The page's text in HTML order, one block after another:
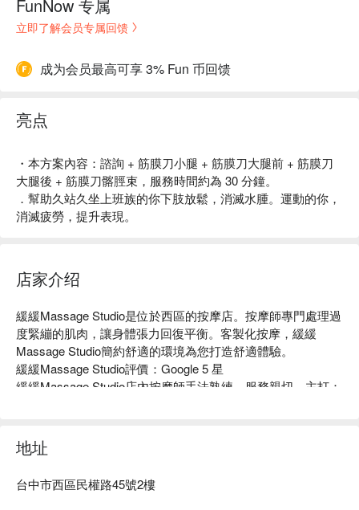
FunNow 专属
立即了解会员专属回馈
成为会员最高可享 3% Fun 币回馈
亮点
・本方案內容：諮詢 + 筋膜刀小腿 + 筋膜刀大腿前 + 筋膜刀
大腿後 + 筋膜刀髂脛束，服務時間約為 30 分鐘。
．幫助久站久坐上班族的你下肢放鬆，消滅水腫。運動的你，
消滅疲勞，提升表現。
店家介绍
緩緩Massage Studio是位於西區的按摩店。按摩師專門處理過
度緊繃的肌肉，讓身體張力回復平衡。客製化按摩，緩緩
Massage Studio簡約舒適的環境為您打造舒適體驗。
緩緩Massage Studio評價：Google 5 星
緩緩Massage Studio店內按摩師手法熟練、服務親切，主打：
準到位，完美放鬆！
緩緩Massage Studio預約、緩緩Massage Studio價格、緩緩
地址
台中市西區民權路45號2樓